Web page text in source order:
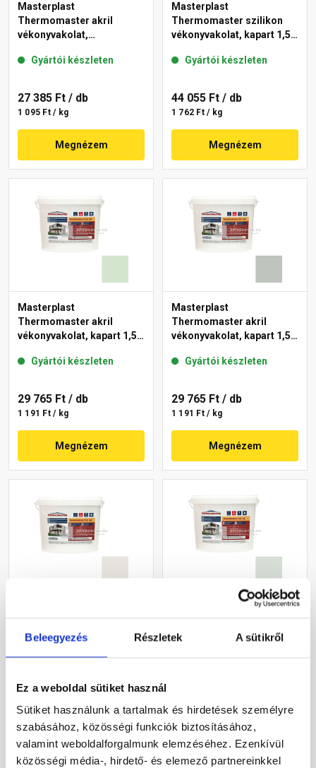
Beleegyezés Részletek A sütikről
Ez a weboldal sütiket használ
Sütiket használunk a tartalmak és hirdetések személyre
szabásához, közösségi funkciók biztosításához,
valamint weboldalforgalmunk elemzéséhez. Ezenkívül
közösségi média-, hirdető- és elemező partnereinkkel
Masterplast
Thermomaster akril
vékonyvakolat,
43-E 25 kg
Gyártói készleten
27 385 Ft / db
1 095 Ft / kg
Megnézem
Masterplast
Thermomaster szilikon
vékonyvakolat, kapart 1,5
Gyártói készleten
44 055 Ft / db
1 762 Ft / kg
Megnézem
Masterplast
Thermomaster akril
vékonyvakolat, kapart 1,5
Gyártói készleten
29 765 Ft / db
1 191 Ft / kg
Megnézem
Masterplast
Thermomaster akril
vékonyvakolat, kapart 1,5
Gyártói készleten
29 765 Ft / db
1 191 Ft / kg
Megnézem
vékonyvakolat, kapart 1,5
1 095 Ft / kg
Megnézem
vékonyvakolat, kapart 1,5
1 328 Ft / kg
Megnézem